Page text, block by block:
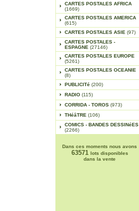
CARTES POSTALES AFRICA
(1669)
CARTES POSTALES AMERICA
(615)
CARTES POSTALES ASIE (97)
CARTES POSTALES -
ESPAGNE (27146)
CARTES POSTALES EUROPE
(5261)
CARTES POSTALES OCEANIE
(8)
PUBLICITé (200)
RADIO (115)
CORRIDA - TOROS (973)
THéâTRE (106)
COMICS - BANDES DESSINéES
(2266)
Dans ces moments nous avons
63571 lots disponibles
dans la vente